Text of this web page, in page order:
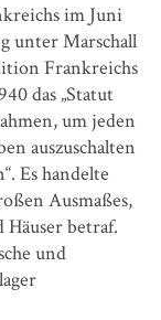
im Juni
unter Marschall
Frankreichs
das „Statut
um jeden
auszuschalten
Es handelte
Ausmaßes,
Häuser betraf.
und